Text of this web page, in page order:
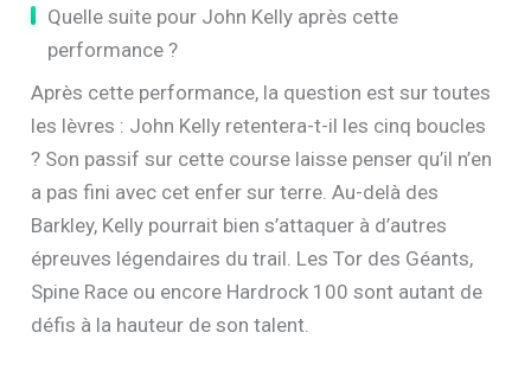
Quelle suite pour John Kelly après cette
performance ?
Après cette performance, la question est sur toutes
les lèvres : John Kelly retentera-t-il les cinq boucles
? Son passif sur cette course laisse penser qu’il n’en
a pas fini avec cet enfer sur terre. Au-delà des
Barkley, Kelly pourrait bien s’attaquer à d’autres
épreuves légendaires du trail. Les Tor des Géants,
Spine Race ou encore Hardrock 100 sont autant de
défis à la hauteur de son talent.